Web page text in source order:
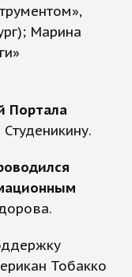
Марина
Портала
Тобакко